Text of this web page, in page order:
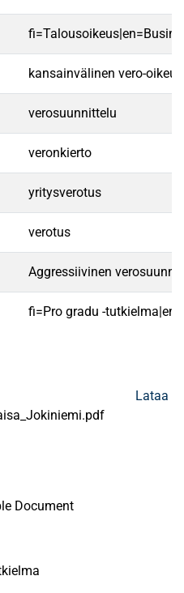
kansainvälinen vero-oikeus
verosuunnittelu
veronkierto
yritysverotus
verotus
Aggressiivinen
fi=Pro gradu -
Document
Lataa